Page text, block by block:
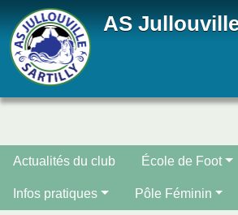
AS
Actualités du club École de Foot
Infos pratiques Pôle Féminin
Panneau de gestion des cookies